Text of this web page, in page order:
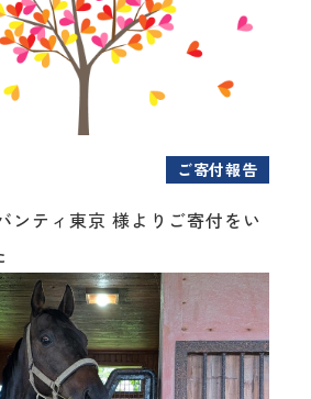
ご寄付報告
ンティ東京 様よりご寄付をい